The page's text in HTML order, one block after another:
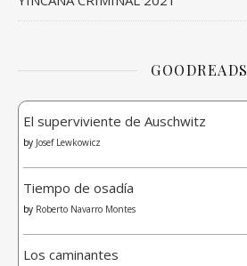
GOODREADS
El superviviente de Auschwitz
by Josef Lewkowicz
Tiempo de osadía
by Roberto Navarro Montes
Los caminantes